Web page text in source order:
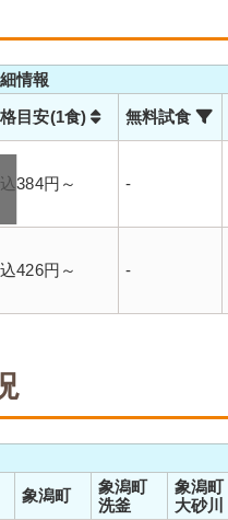
情報
目安(1食)
無料試食
384円～ -
426円～ -
象潟町
象潟町
洗釜
象潟町
大砂川